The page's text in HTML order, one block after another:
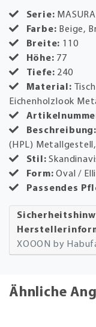
Serie: MASURA
Farbe: Beige,
Breite: 110
Höhe: 77
Tiefe: 240
Material:
Eichenholzlook
Beschreibung:
(HPL)
Stil:
Form:Oval /
Passendes
XOOON by
Ähnliche